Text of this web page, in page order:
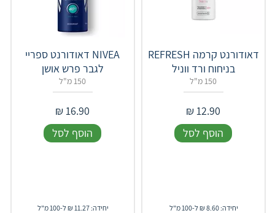
דאודורנט קרמה REFRESH
בניחוח ורד ווניל
150 מ"ל
12.90
₪
הוסף לסל
יחידה: 8.60 ₪ ל-100 מ"ל
NIVEA דאודורנט ספריי
לגבר פרש אושן
150 מ"ל
16.90
₪
הוסף לסל
יחידה: 11.27 ₪ ל-100 מ"ל